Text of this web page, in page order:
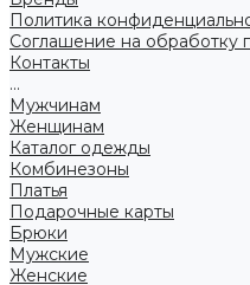
Политика
Соглашение на обработку
Контакты
...
Мужчинам
Женщинам
Каталог одежды
Комбинезоны
Платья
Подарочные карты
Брюки
Мужские
Женские